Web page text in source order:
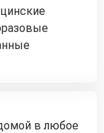
в любое